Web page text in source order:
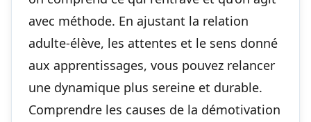
avec méthode. En ajustant la relation
adulte‑élève, les attentes et le sens donné
aux apprentissages, vous pouvez relancer
une dynamique plus sereine et durable.
Comprendre les causes de la démotivation